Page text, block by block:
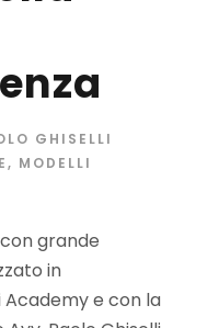
GHISELLI
, MODELLI
grande
in
e con la